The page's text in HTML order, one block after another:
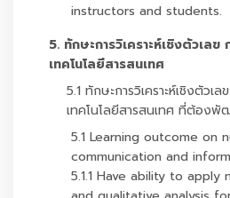
instructors and students.
5. ทักษะการวิเคราะห์เชิงตัวเลข
เทคโนโลยีสารสนเทศ
5.1 ทักษะการวิเคราะห์เชิงตัวเล
เทคโนโลยีสารสนเทศ ที่ต้องพั
5.1 Learning outcome on
communication and
5.1.1 Have ability to